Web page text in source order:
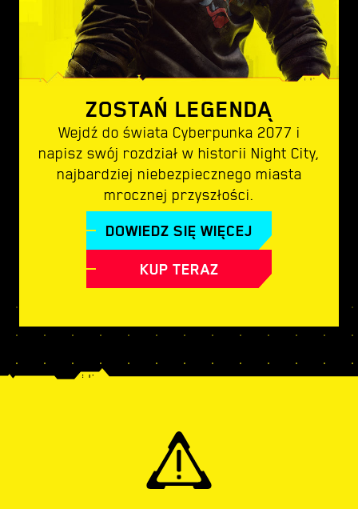
ZOSTAŃ LEGENDĄ
Wejdź do świata Cyberpunka 2077 i
napisz swój rozdział w historii Night City,
najbardziej niebezpiecznego miasta
mrocznej przyszłości.
DOWIEDZ SIĘ WIĘCEJ
KUP TERAZ